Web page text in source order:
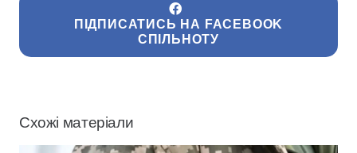
ПІДПИСАТИСЬ НА FACEBOOK
СПІЛЬНОТУ
Схожі матеріали